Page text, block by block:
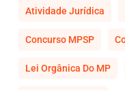
Atividade Jurídica
Concurso MPSP
Lei Orgânica Do MP